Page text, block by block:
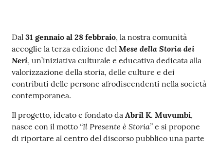
Contenuto
Dal 31 gennaio al 28 febbraio, la nostra comunità
accoglie la terza edizione del Mese della Storia dei
Neri, un’iniziativa culturale e educativa dedicata alla
valorizzazione della storia, delle culture e dei
contributi delle persone afrodiscendenti nella società
contemporanea.
Il progetto, ideato e fondato da Abril K. Muvumbi,
nasce con il motto “Il Presente è Storia” e si propone
di riportare al centro del discorso pubblico una parte